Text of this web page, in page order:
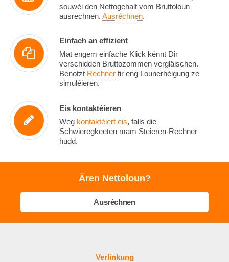
souwéi den Nettogehalt vom Bruttoloun
ausrechnen. Ausréchnen.
Einfach an effizient
Mat engem einfache Klick kënnt Dir
verschidden Bruttozommen vergläischen.
Benotzt Rechnerfir eng Lounerhéigung ze
simuléieren.
Eis kontaktéieren
Weg kontaktéiert eis, falls die
Schwieregkeeten mam Steieren-Rechner
hudd.
Ären Nettoloun?
Ausréchnen
Verlinkung